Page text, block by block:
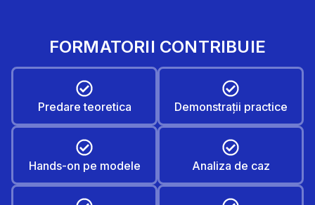
FORMATORII CONTRIBUIE
Predare teoretica Demonstrații practice
Hands-on pe modele Analiza de caz